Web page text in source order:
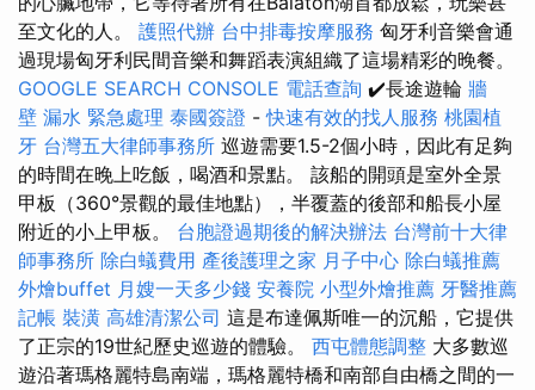
至文化的人。 護照代辦 台中排毒按摩服務 匈牙利音樂會通
過現場匈牙利民間音樂和舞蹈表演組織了這場精彩的晚餐。
GOOGLE SEARCH CONSOLE 電話查詢 ✔️長途遊輪 牆
壁 漏水 緊急處理 泰國簽證 -快速有效的找人服務 桃園植
牙 台灣五大律師事務所 巡遊需要1.5-2個小時，因此有足夠
的時間在晚上吃飯，喝酒和景點。 該船的開頭是室外全景
甲板（360°景觀的最佳地點），半覆蓋的後部和船長小屋
附近的小上甲板。 台胞證過期後的解決辦法 台灣前十大律
師事務所 除白蟻費用 產後護理之家 月子中心 除白蟻推薦
外燴buffet 月嫂一天多少錢 安養院 小型外燴推薦 牙醫推薦
記帳 裝潢 高雄清潔公司 這是布達佩斯唯一的沉船，它提供
了正宗的19世紀歷史巡遊的體驗。 西屯體態調整 大多數巡
遊沿著瑪格麗特島南端，瑪格麗特橋和南部自由橋之間的一